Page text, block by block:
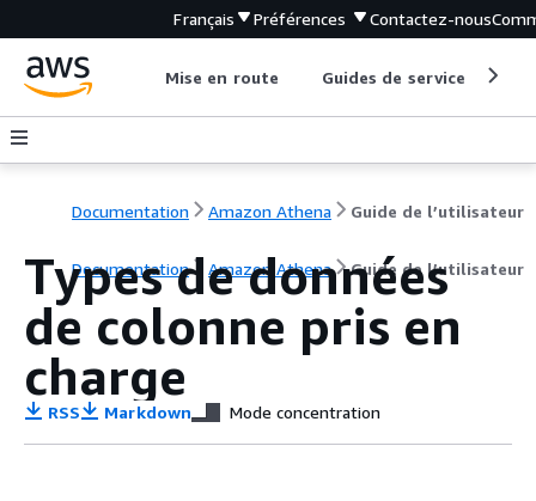
Français Préférences Contactez-nous
Mise en route Guides de service
Documentation Amazon Athena Guide de l’utilisateur
Documentation Amazon Athena Guide de l’utilisateur
Types de données
de colonne pris en
charge
RSS Markdown Mode concentration